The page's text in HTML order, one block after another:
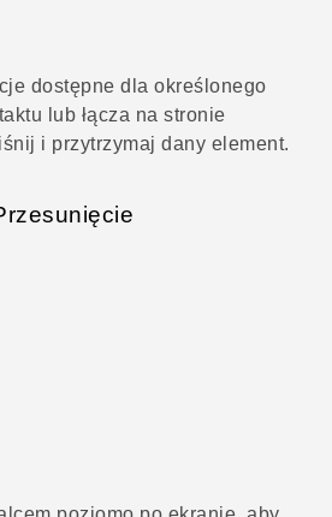
dostępne dla określonego
lub łącza na stronie
i przytrzymaj dany element.